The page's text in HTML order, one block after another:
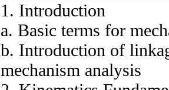
1. Introduction
a. Basic terms for
b. Introduction of
mechanism analysis